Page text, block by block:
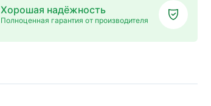
Хорошая надёжность
Полноценная гарантия от производителя